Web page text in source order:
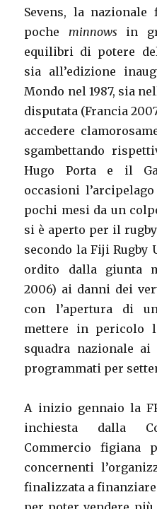
Sevens, la
poche minnows in
equilibri di potere
sia all’edizione
Mondo nel 1987, sia
disputata (Francia
accedere
sgambettando
Hugo Porta e il
occasioni
pochi mesi da un
si è aperto per il
secondo la Fiji Rugby
ordito dalla giunta
2006) ai danni dei
con l’apertura di
mettere in pericolo
squadra nazionale
programmati per
A inizio gennaio la
inchiesta dalla
Commercio figiana
concernenti
finalizzata a